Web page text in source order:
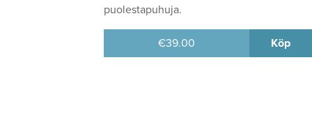
puolestapuhuja.
€39.00 Köp